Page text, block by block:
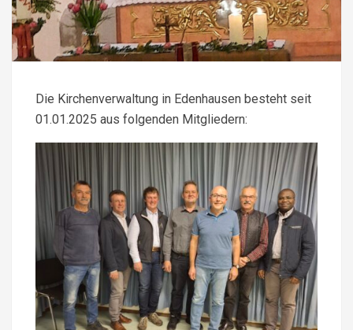
Die Kirchenverwaltung in Edenhausen besteht seit
01.01.2025 aus folgenden Mitgliedern: